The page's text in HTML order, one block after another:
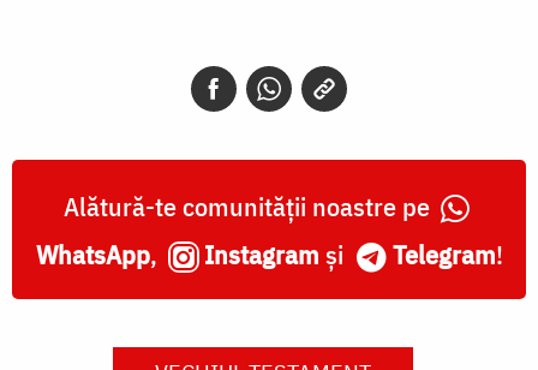
Alătură-te comunității noastre pe
WhatsApp, Instagram și Telegram!